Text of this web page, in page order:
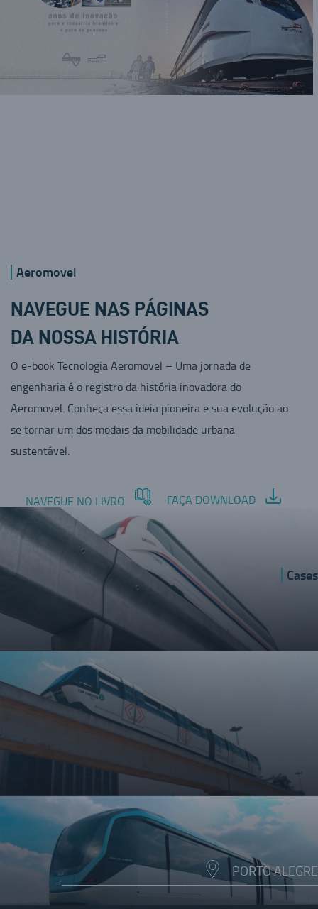
Aeromovel
NAVEGUE NAS PÁGINAS
DA NOSSA HISTÓRIA
O e-book Tecnologia Aeromovel – Uma jornada de
engenharia é o registro da história inovadora do
Aeromovel. Conheça essa ideia pioneira e sua evolução ao
se tornar um dos modais da mobilidade urbana
sustentável.
NAVEGUE NO LIVRO FAÇA DOWNLOAD
Cases
PORTO ALEGRE